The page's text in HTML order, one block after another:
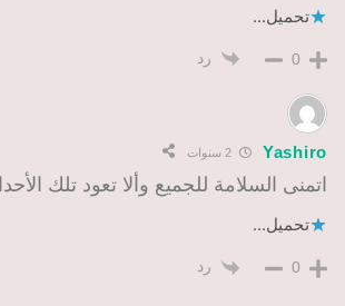
تحميل...
0 رد
Yashiro
اتمنى السلامة للجميع وألا تعود تلك
تحميل...
0 رد